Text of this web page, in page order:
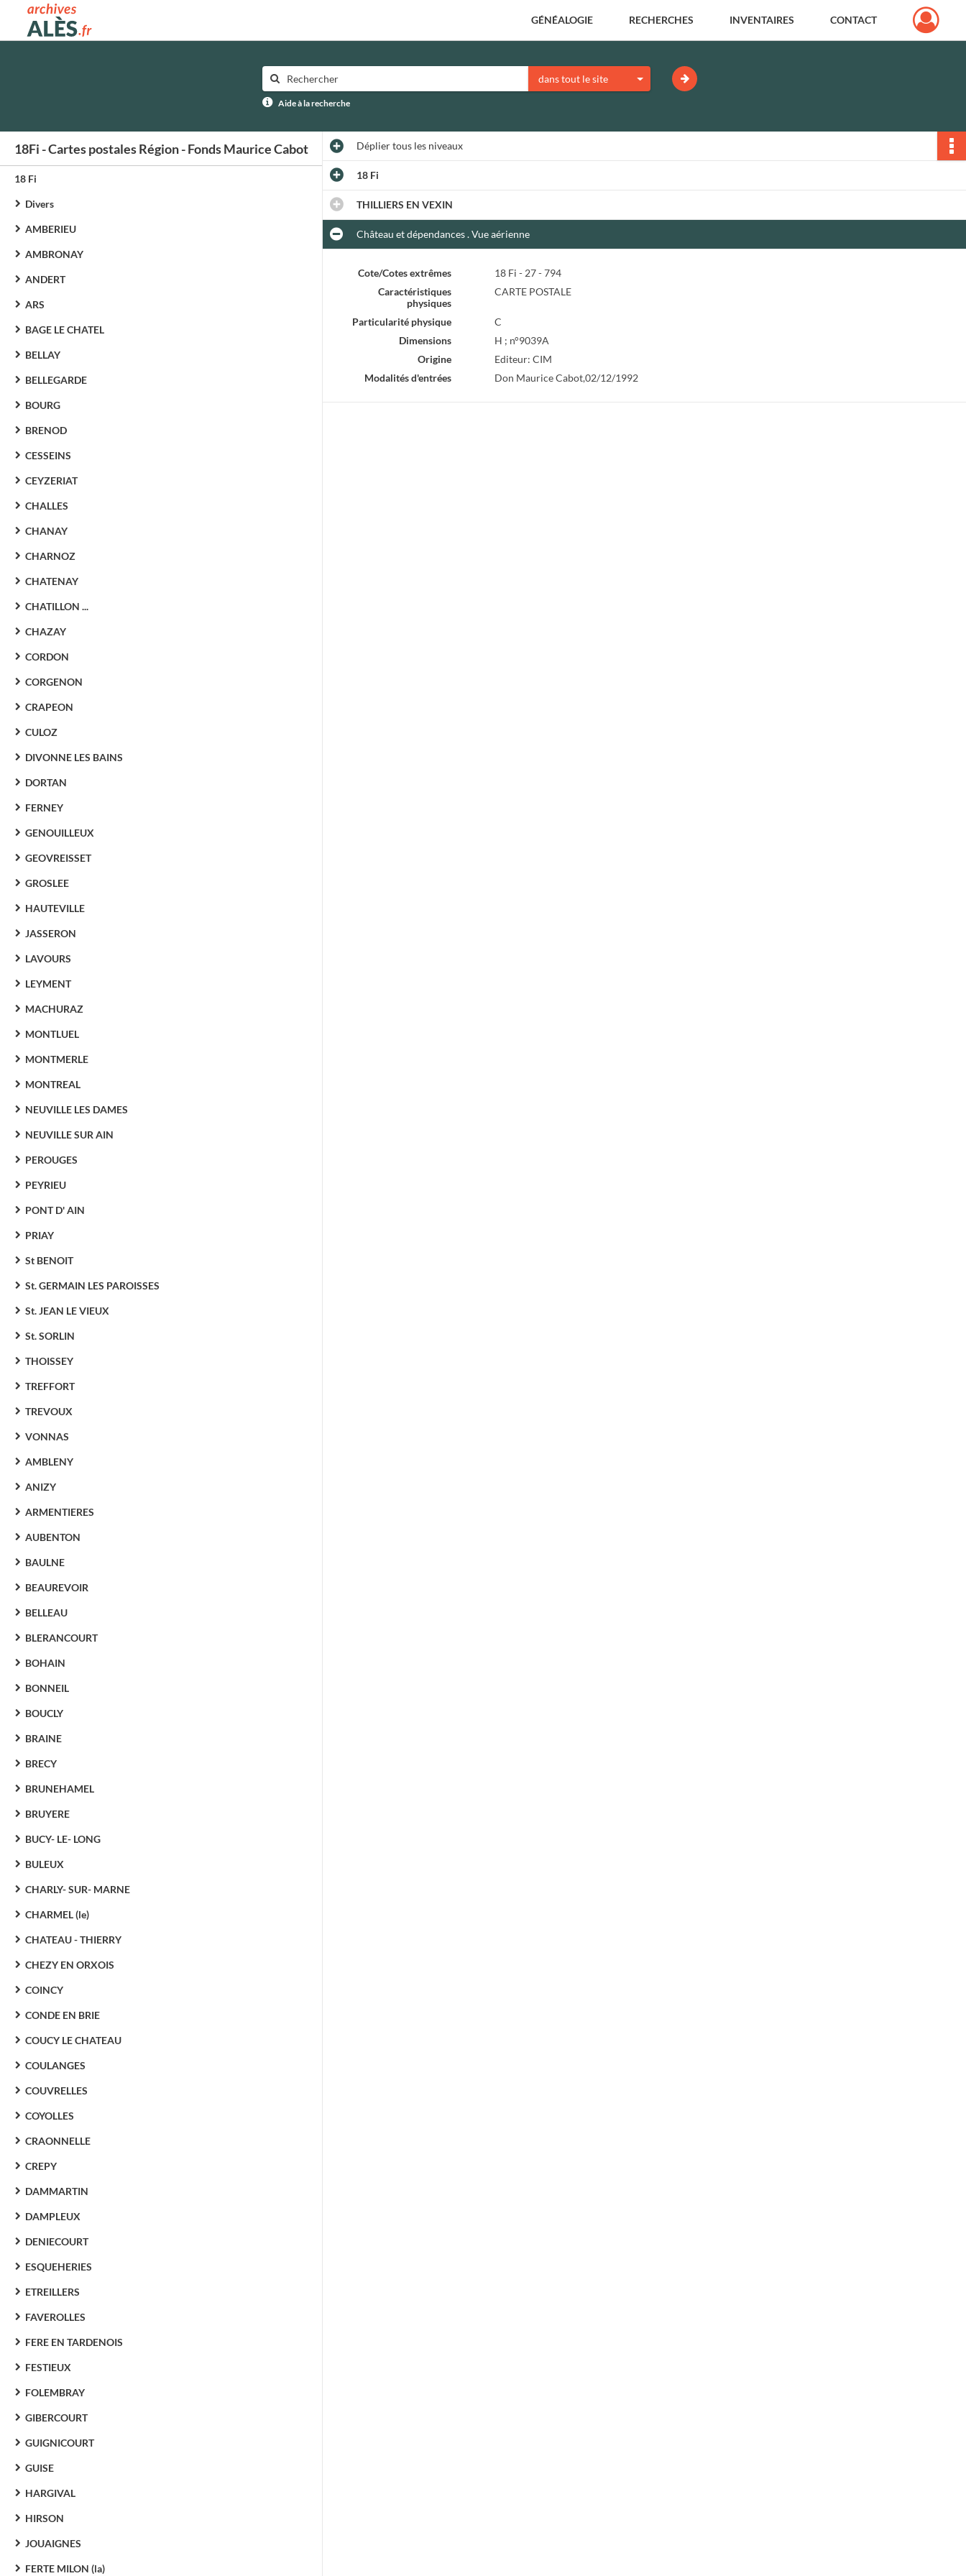
Archives municipales d'Alès GÉNÉALOGIE RECHERCHES INVENTAIRES CONTACT
dans tout le site
Aide à la recherche
18Fi - Cartes postales Région - Fonds Maurice Cabot
18 Fi
Divers
AMBERIEU
AMBRONAY
ANDERT
ARS
BAGE LE CHATEL
BELLAY
BELLEGARDE
BOURG
BRENOD
CESSEINS
CEYZERIAT
CHALLES
CHANAY
CHARNOZ
CHATENAY
CHATILLON ...
CHAZAY
CORDON
CORGENON
CRAPEON
CULOZ
DIVONNE LES BAINS
DORTAN
FERNEY
GENOUILLEUX
GEOVREISSET
GROSLEE
HAUTEVILLE
JASSERON
LAVOURS
LEYMENT
MACHURAZ
MONTLUEL
MONTMERLE
MONTREAL
NEUVILLE LES DAMES
NEUVILLE SUR AIN
PEROUGES
PEYRIEU
PONT D' AIN
PRIAY
St BENOIT
St. GERMAIN LES PAROISSES
St. JEAN LE VIEUX
St. SORLIN
THOISSEY
TREFFORT
TREVOUX
VONNAS
AMBLENY
ANIZY
ARMENTIERES
AUBENTON
BAULNE
BEAUREVOIR
BELLEAU
BLERANCOURT
BOHAIN
BONNEIL
BOUCLY
BRAINE
BRECY
BRUNEHAMEL
BRUYERE
BUCY- LE- LONG
BULEUX
CHARLY- SUR- MARNE
CHARMEL (le)
CHATEAU - THIERRY
CHEZY EN ORXOIS
COINCY
CONDE EN BRIE
COUCY LE CHATEAU
COULANGES
COUVRELLES
COYOLLES
CRAONNELLE
CREPY
DAMMARTIN
DAMPLEUX
DENIECOURT
ESQUEHERIES
ETREILLERS
FAVEROLLES
FERE EN TARDENOIS
FESTIEUX
FOLEMBRAY
GIBERCOURT
GUIGNICOURT
GUISE
HARGIVAL
HIRSON
JOUAIGNES
FERTE MILON (la)
Dépliertous les niveaux
18 Fi
THILLIERS EN VEXIN
Château et dépendances . Vue aérienne
Cote/Cotes extrêmes
18 Fi - 27 - 794
Caractéristiques
physiques
CARTE POSTALE
Particularité physique
C
Dimensions
H ; n°9039A
Origine
Editeur: CIM
Modalités d'entrées
Don Maurice Cabot,02/12/1992